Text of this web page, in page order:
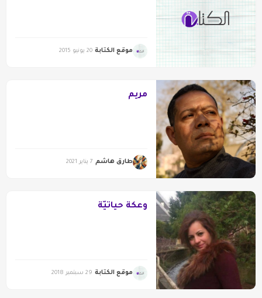
موقع الكتابة 20 يونيو 2015
مريم
طارق هاشم 7 يناير 2021
وعكة حياتيّة
موقع الكتابة 29 سبتمبر 2018